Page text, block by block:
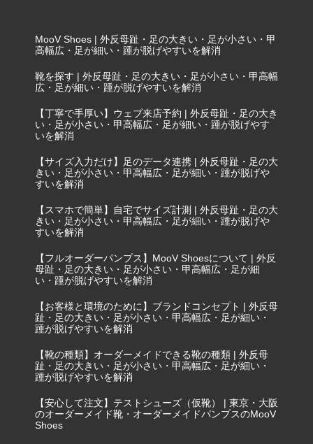
MooV Shoes | 外反母趾・足の大きい・足が小さい・甲
高幅広・足が細い・踵が脱げやすいを解消
靴を探す | 外反母趾・足の大きい・足が小さい・甲高幅
広・足が細い・踵が脱げやすいを解消
【丁寧で手厚い】ウェブ来店予約 | 外反母趾・足の大き
い・足が小さい・甲高幅広・足が細い・踵が脱げやす
いを解消
【サイズ入力だけ】足のデータ連携 | 外反母趾・足の大
きい・足が小さい・甲高幅広・足が細い・踵が脱げや
すいを解消
【スマホで簡単】自宅でサイズ計測 | 外反母趾・足の大
きい・足が小さい・甲高幅広・足が細い・踵が脱げや
すいを解消
【フルオーダーパンプス】MooV Shoesについて | 外反
母趾・足の大きい・足が小さい・甲高幅広・足が細
い・踵が脱げやすいを解消
【お客様と環境のために】ブランドコンセプト | 外反母
趾・足の大きい・足が小さい・甲高幅広・足が細い・
踵が脱げやすいを解消
【靴の種類】オーダーメイドできる靴の種類 | 外反母
趾・足の大きい・足が小さい・甲高幅広・足が細い・
踵が脱げやすいを解消
【安心して注文】テストシューズ（仮靴） | 東京・大阪
のオーダーメイド靴・オーダーメイドパンプスのMooV
Shoes